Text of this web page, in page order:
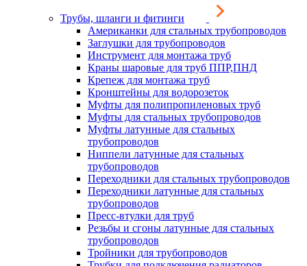
Трубы, шланги и фитинги
Американки для стальных трубопроводов
Заглушки для трубопроводов
Инструмент для монтажа труб
Краны шаровые для труб ППР,ПНД
Крепеж для монтажа труб
Кронштейны для водорозеток
Муфты для полипропиленовых труб
Муфты для стальных трубопроводов
Муфты латунные для стальных
трубопроводов
Ниппели латунные для стальных
трубопроводов
Переходники для стальных трубопроводов
Переходники латунные для стальных
трубопроводов
Пресс-втулки для труб
Резьбы и сгоны латунные для стальных
трубопроводов
Тройники для трубопроводов